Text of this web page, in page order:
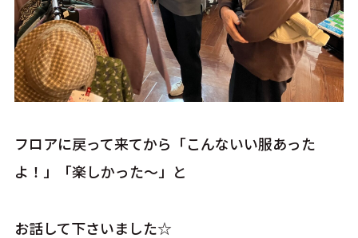
フロアに戻って来てから「こんないい服あった
よ！」「楽しかった～」と
お話して下さいました☆